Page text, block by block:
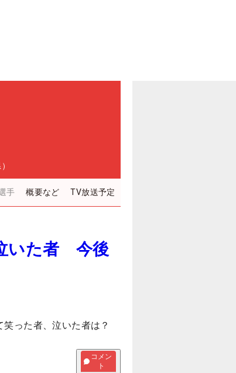
手 概要など TV放送予定
いた者 今後
った者、泣いた者は？
コメン
ト